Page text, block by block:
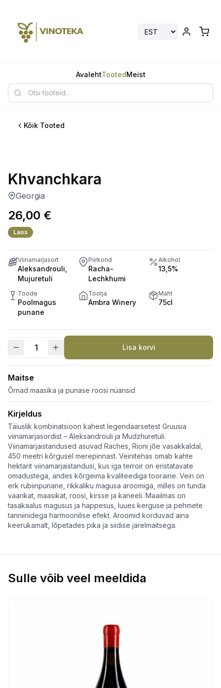
AvalehtTootedMeist
Kõik Tooted
Khvanchkara
Georgia
26,00 €
Laos
Viinamarjasort
Aleksandrouli,
Mujuretuli
Piirkond
Racha-
Lechkhumi
Alkohol
13,5%
Toode
Poolmagus
punane
Tootja
Ambra Winery
Maht
75cl
Khvanchkara
kogus
Lisa korvi
Maitse
Õrnad maasika ja punase roosi nüansid
Kirjeldus
Täiuslik kombinatsioon kahest legendaarsetest Gruusia
viinamarjasordist – Aleksandrouli ja Mudzhuretuli.
Viinamarjaistandused asuvad Raches, Rioni jõe vasakkaldal,
450 meetri kõrgusel merepinnast. Veinitehas omab kahte
hektarit viinamarjaistandusi, kus iga terroir on eristatavate
omadustega, andes kõrgeima kvaliteediga tooraine. Vein on
erk rubiinpunane, rikkaliku magusa aroomiga, milles on tunda
vaarikat, maasikat, roosi, kirsse ja kaneeli. Maailmas on
tasakaalus magusus ja happesus, luues kerguse ja pehmete
tanniinidega harmoonilise efekt. Aroomid korduvad aina
keerukamalt, lõpetades pika ja siidise järelmaitsega.
Sulle võib veel meeldida